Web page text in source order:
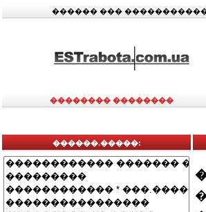
������ ���
�������� ��������
������.�����: